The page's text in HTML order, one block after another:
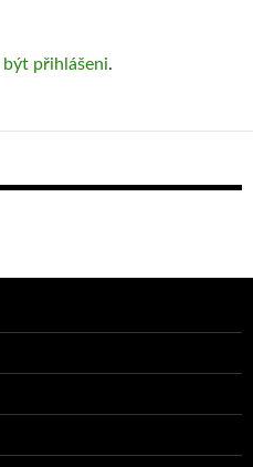
být přihlášeni.